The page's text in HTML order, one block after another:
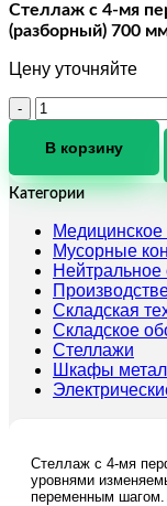
Стеллаж с 4-мя
(разборный) 700
Цену уточняйте
Количество
товара
Стеллаж
4-
мя
полками
СтУИ
(разборный)
700
мм
В корзину
Категории
Мусорные
Нейтральное
Складская
Складское
Стеллажи
Шкафы
Стеллаж с 4-мя
уровнями
переменным шагом.